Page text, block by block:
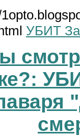
УБИТ